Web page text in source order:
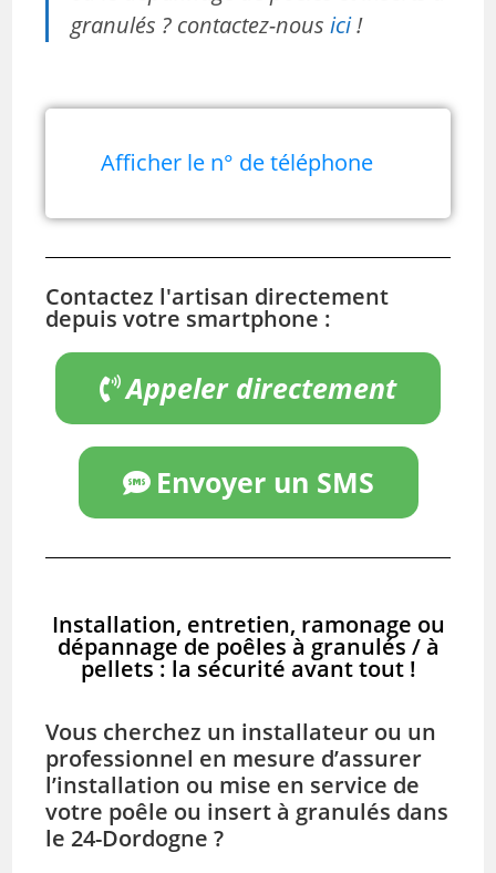
granulés ? contactez-nousici!
Afficher le n° de téléphone
Contactez l'artisan directement
depuis votre smartphone :
Appeler directement
Envoyer un SMS
Installation, entretien, ramonage ou
dépannage de poêles à granulés / à
pellets : la sécurité avant tout !
Vous cherchez un installateur ou un
professionnel en mesure d’assurer
l’installation ou mise en service de
votre poêle ou insert à granulés dans
le 24-Dordogne ?